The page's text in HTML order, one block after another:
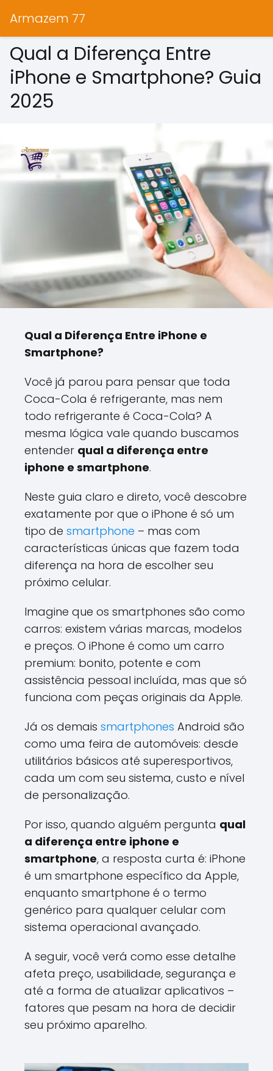
Armazem 77
Qual a Diferença Entre
iPhone e Smartphone? Guia
2025
Qual a Diferença Entre iPhone e
Smartphone?
Você já parou para pensar que toda
Coca-Cola é refrigerante, mas nem
todo refrigerante é Coca-Cola? A
mesma lógica vale quando buscamos
entender qual a diferença entre
iphone e smartphone.
Neste guia claro e direto, você descobre
exatamente por que o iPhone é só um
tipo de smartphone – mas com
características únicas que fazem toda
diferença na hora de escolher seu
próximo celular.
Imagine que os smartphones são como
carros: existem várias marcas, modelos
e preços. O iPhone é como um carro
premium: bonito, potente e com
assistência pessoal incluída, mas que só
funciona com peças originais da Apple.
Já os demais smartphones Android são
como uma feira de automóveis: desde
utilitários básicos até superesportivos,
cada um com seu sistema, custo e nível
de personalização.
Por isso, quando alguém pergunta qual
a diferença entre iphone e
smartphone, a resposta curta é: iPhone
é um smartphone específico da Apple,
enquanto smartphone é o termo
genérico para qualquer celular com
sistema operacional avançado.
A seguir, você verá como esse detalhe
afeta preço, usabilidade, segurança e
até a forma de atualizar aplicativos –
fatores que pesam na hora de decidir
seu próximo aparelho.